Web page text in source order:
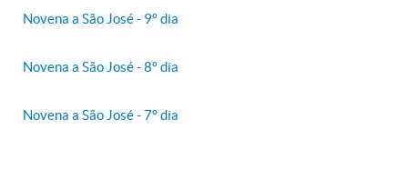
Novena a São José - 9º dia
Novena a São José - 8º dia
Novena a São José - 7º dia